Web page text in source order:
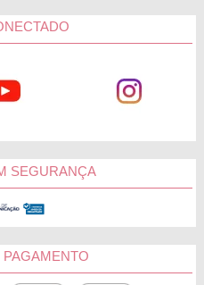
SEGURANÇA